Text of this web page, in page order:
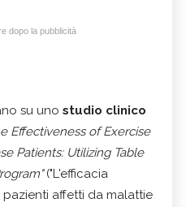
dopo la pubblicità
su uno studio clinico
Effectiveness of Exercise
Patients: Utilizing Table
("L'efficacia
affetti da malattie